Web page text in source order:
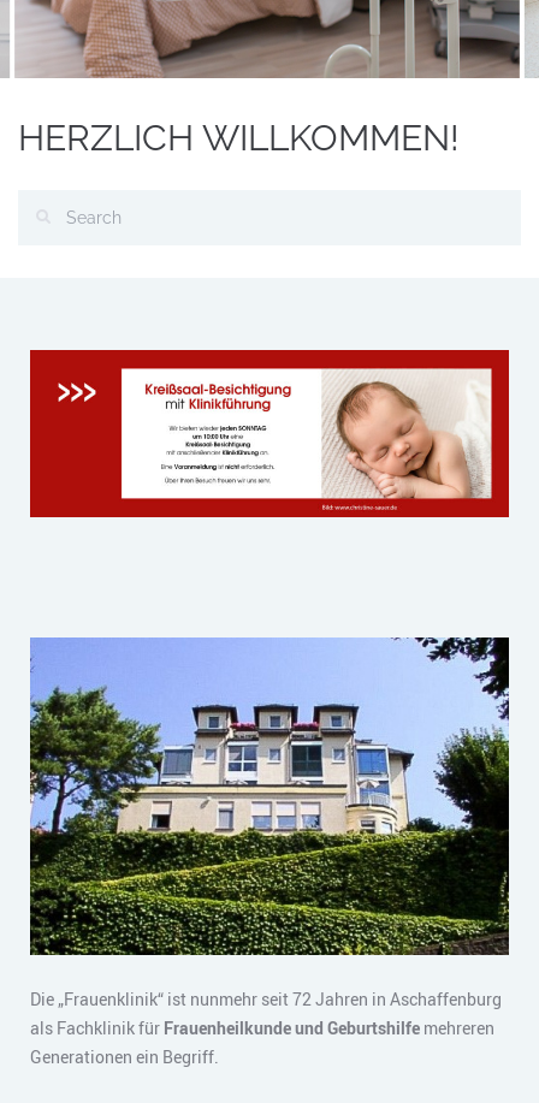
HERZLICH WILLKOMMEN!
Die „Frauenklinik“ ist nunmehr seit 72 Jahren in Aschaffenburg
als Fachklinik für Frauenheilkunde und Geburtshilfe mehreren
Generationen ein Begriff.